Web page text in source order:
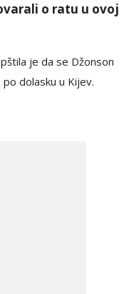
o ratu u ovoj
je da se Džonson
dolasku u Kijev.